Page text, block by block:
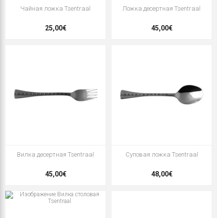
Чайная ложка Tsentraal
25,00€
Ложка десертная Tsentraal
45,00€
Вилка десертная Tsentraal
45,00€
Суповая ложка Tsentraal
48,00€